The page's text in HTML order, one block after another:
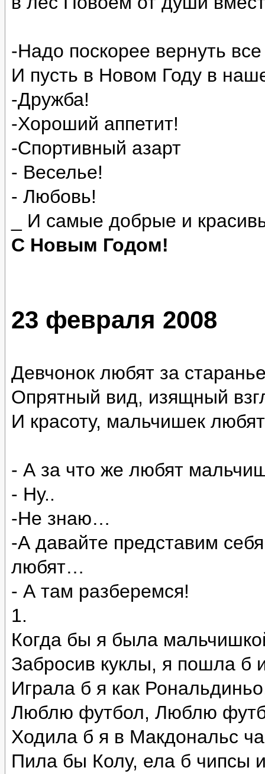
-Надо поскорее вернуть
И пусть в Новом Году в
-Дружба!
-Хороший аппетит!
-Спортивный азарт
- Веселье!
- Любовь!
_ И самые добрые и
С Новым Годом!
23 февраля 2008
Девчонок любят за
Опрятный вид, изящный
И красоту, мальчишек
- А за что же любят
- Ну..
-Не знаю…
-А давайте представим
любят…
- А там разберемся!
1.
Когда бы я была
Забросив куклы, я пошла б
Играла б я как
Люблю футбол, Люблю
Ходила б я в Макдональс
Пила бы Колу, ела б чипсы